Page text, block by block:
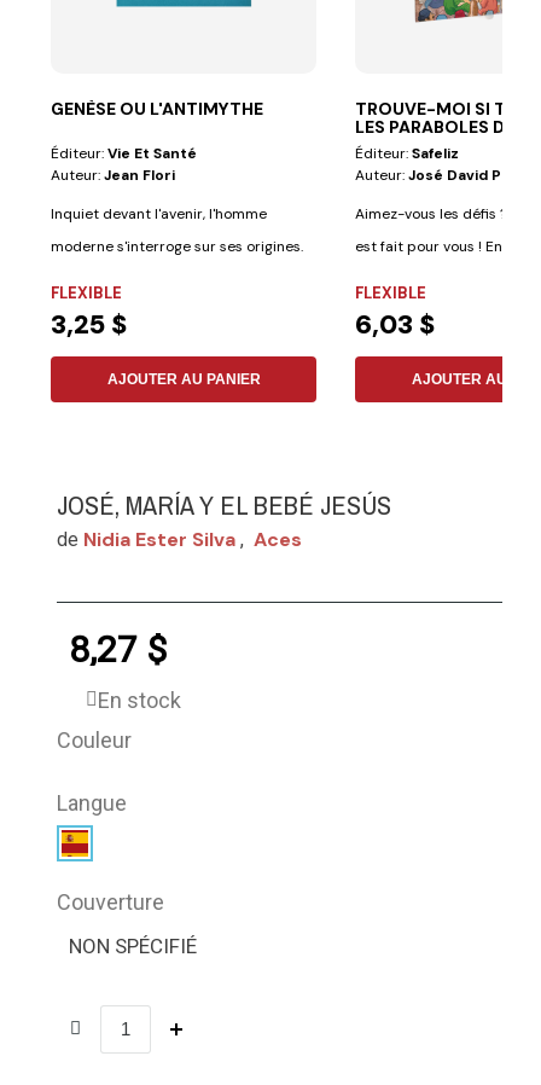
GENÈSE OU L'ANTIMYTHE
Éditeur:Vie Et Santé
Auteur:Jean Flori
Inquiet devant l'avenir, l'homme
moderne s'interroge sur ses origines.
FLEXIBLE
3,25 $
AJOUTER AU PANIER
TROUVE-MOI SI TU
LES PARABOLES DE
Éditeur:Safeliz
Auteur:José David Pallas
Aimez-vous les défis ?
est fait pour vous ! En plus
FLEXIBLE
6,03 $
AJOUTER AU
JOSÉ, MARÍA Y EL BEBÉ JESÚS
de Nidia Ester Silva , Aces
8,27 $
En stock
Couleur
Langue
Couverture
NON SPÉCIFIÉ